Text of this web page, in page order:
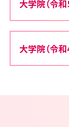
大学院（令
大学院（令